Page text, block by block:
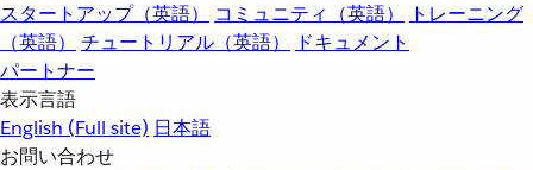
スタートアップ（英語）
コミュニティ（英語）
トレーニング
（英語）
チュートリアル（英語）
ドキュメント
パートナー
表示言語
English (Full site) 日本語
お問い合わせ